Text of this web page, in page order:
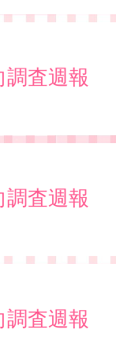
査週報
査週報
査週報